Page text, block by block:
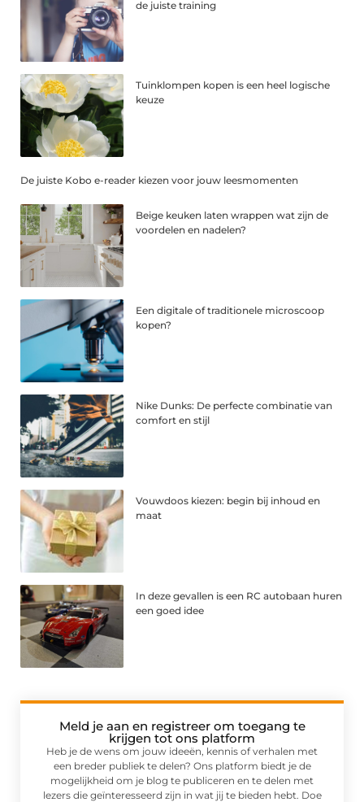
de juiste training
Tuinklompen kopen is een heel logische
keuze
De juiste Kobo e-reader kiezen voor jouw leesmomenten
Beige keuken laten wrappen wat zijn de
voordelen en nadelen?
Een digitale of traditionele microscoop
kopen?
Nike Dunks: De perfecte combinatie van
comfort en stijl
Vouwdoos kiezen: begin bij inhoud en
maat
In deze gevallen is een RC autobaan huren
een goed idee
Meld je aan en registreer om toegang te
krijgen tot ons platform
Heb je de wens om jouw ideeën, kennis of verhalen met
een breder publiek te delen? Ons platform biedt je de
mogelijkheid om je blog te publiceren en te delen met
lezers die geïnteresseerd zijn in wat jij te bieden hebt. Doe